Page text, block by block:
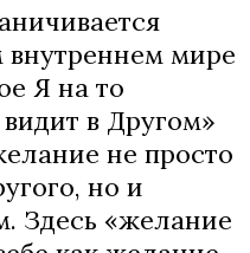
внутреннем мире
Я на то
в Другом»
не просто
но и
Здесь «желание